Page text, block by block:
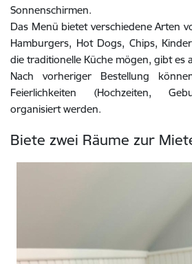
Sonnenschirmen.
Das Menü bietet verschiedene Arten
Hamburgers, Hot Dogs, Chips,
die traditionelle Küche mögen, gibt es
Nach vorheriger Bestellung
Feierlichkeiten (Hochzeiten,
organisiert werden.
Biete zwei Räume zur